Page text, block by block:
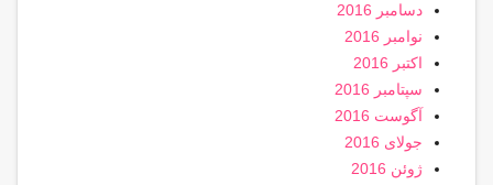
دسامبر 2016
نوامبر 2016
اکتبر 2016
سپتامبر 2016
آگوست 2016
جولای 2016
ژوئن 2016